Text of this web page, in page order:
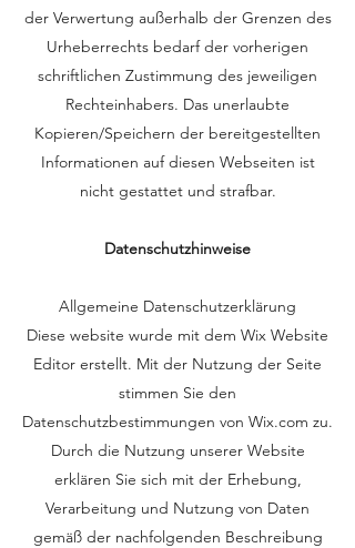
der Verwertung außerhalb der Grenzen des
Urheberrechts bedarf der vorherigen
schriftlichen Zustimmung des jeweiligen
Rechteinhabers. Das unerlaubte
Kopieren/Speichern der bereitgestellten
Informationen auf diesen Webseiten ist
nicht gestattet und strafbar.
Datenschutzhinweise
Allgemeine Datenschutzerklärung
Diese website wurde mit dem Wix Website
Editor erstellt. Mit der Nutzung der Seite
stimmen Sie den
Datenschutzbestimmungen von Wix.com zu.
Durch die Nutzung unserer Website
erklären Sie sich mit der Erhebung,
Verarbeitung und Nutzung von Daten
gemäß der nachfolgenden Beschreibung